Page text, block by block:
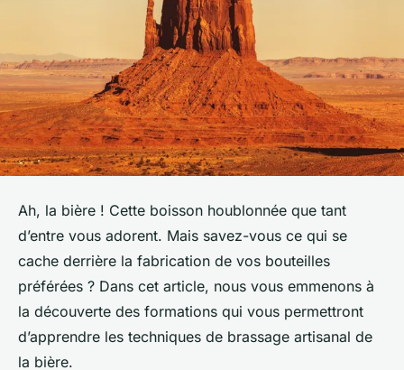
Ah, la bière ! Cette boisson houblonnée que tant
d’entre vous adorent. Mais savez-vous ce qui se
cache derrière la fabrication de vos bouteilles
préférées ? Dans cet article, nous vous emmenons à
la découverte des formations qui vous permettront
d’apprendre les techniques de brassage artisanal de
la bière.